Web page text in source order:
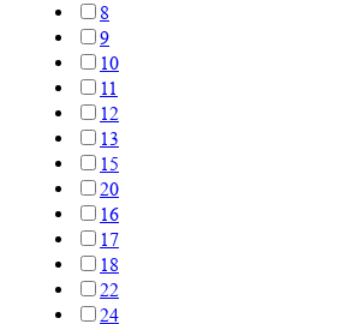
8
9
10
11
12
13
15
20
16
17
18
22
24